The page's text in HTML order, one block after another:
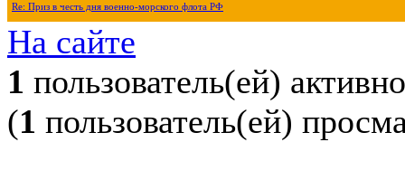
Re: Приз в честь дня военно-морского флота РФ
На сайте
1 пользователь(ей) активно
(1 пользователь(ей)